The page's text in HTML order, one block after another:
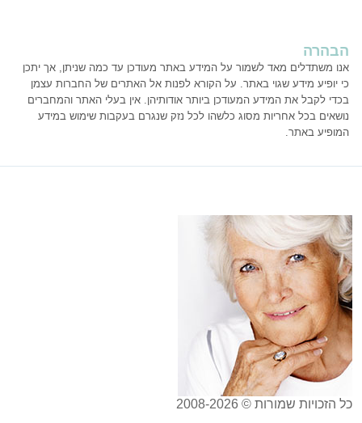
הבהרה
אנו משתדלים מאד לשמור על המידע באתר מעודכן עד כמה שניתן, אך יתכן
כי יופיע מידע שגוי באתר. על הקורא לפנות אל האתרים של החברות עצמן
בכדי לקבל את המידע המעודכן ביותר אודותיהן. אין בעלי האתר והמחברים
נושאים בכל אחריות מסוג כלשהו לכל נזק שנגרם בעקבות שימוש במידע
המופיע באתר.
כל הזכויות שמורות © 2008-2026